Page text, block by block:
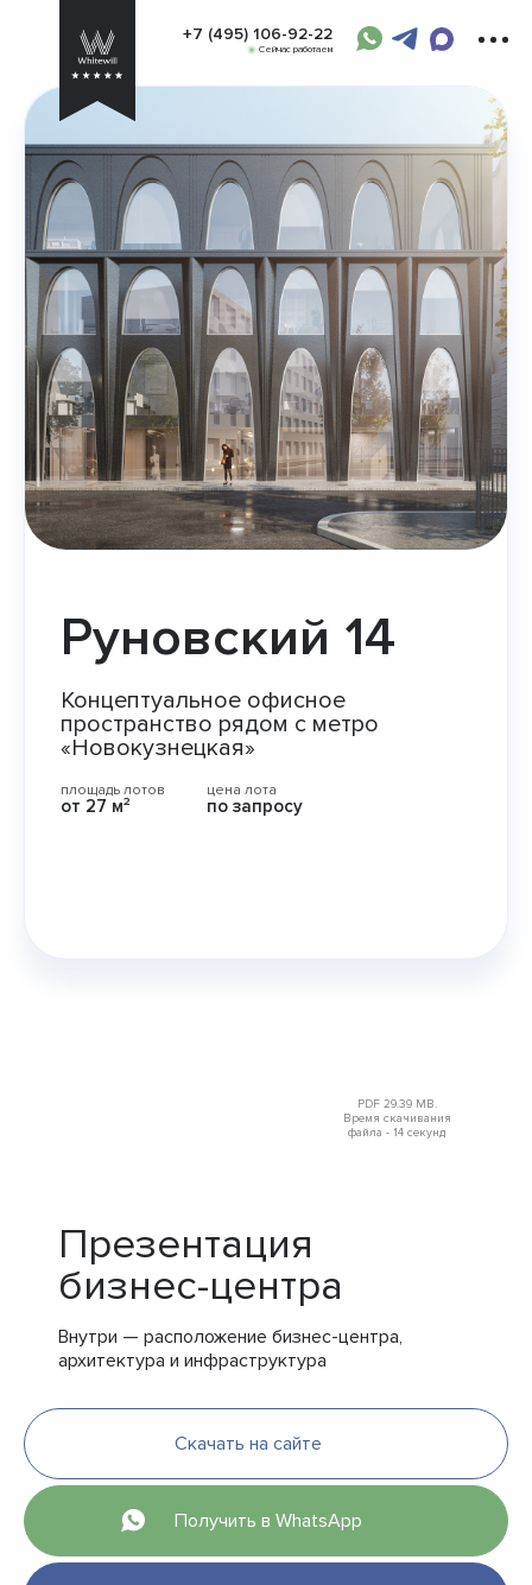
+7 (495) 106-92-22
Сейчас работаем
Руновский 14
Концептуальное офисное
пространство рядом с метро
«Новокузнецкая»
площадь лотов
от 27 м²
цена лота
по запросу
PDF 29.39 MB.
Время скачивания
файла - 14 секунд
Презентация
бизнес-центра
Внутри — расположение бизнес-центра,
архитектура и инфраструктура
Скачать на сайте
Получить в WhatsApp